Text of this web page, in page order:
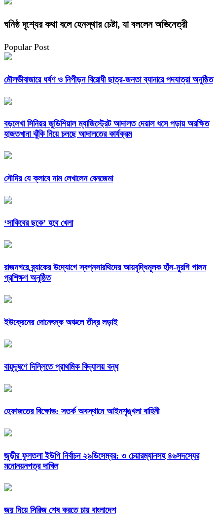
ঘনিষ্ঠ দৃশ্যের কথা বলে হেনস্থার চেষ্টা, যা বললেন অভিনেত্রী
Popular Post
মৌলভীবাজারে ধর্ষণ ও নিপীড়ন বিরোধী ছাত্র-জনতা ব্যানারে পদযাত্রা অনুষ্ঠিত
বড়লেখা সিনিয়র জুডিশিয়াল ম্যাজিস্ট্রেট আদালত দেয়াল ধসে পড়ায় অরক্ষিত
হাজতখানা ঝুঁকি নিয়ে চলছে আদালতের কার্যক্রম
সৌদির যে ক্লাবে নাম লেখালেন বেনজেমা
‘সাকিবের ছকে’ হবে খেলা
রাজনগরে ব্র্যাকের উদ্যোগে স্বপ্নসারথিদের আয়বৃদ্ধিমূলক হাঁস-মুরগি পালন
প্রশিক্ষণ অনুষ্ঠিত
ইউক্রেনের দোনেৎস্ক অঞ্চলে তীব্র লড়াই
বায়ুদূষণে দিল্লিতে প্রাথমিক বিদ্যালয় বন্ধ
হেফাজতের বিক্ষোভ: সতর্ক অবস্থানে আইনশৃঙ্খলা বাহিনী
জুড়ীর ফুলতলা ইউপি নির্বাচন ২৯ডিসেম্বর: ৩ চেয়ারম্যানসহ ৪৬সদস্যের
মনোনয়নপত্র দাখিল
জয় দিয়ে সিরিজ শেষ করতে চায় বাংলাদেশ